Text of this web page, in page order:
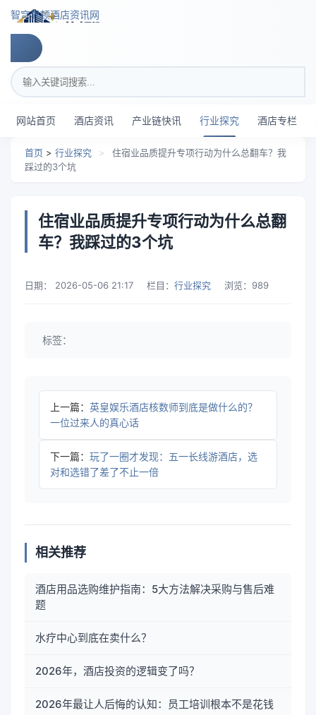
跳转到主要内容
智穹界顿酒店资讯网
搜索关键词
网站首页 酒店资讯 产业链快讯 行业探究 酒店专栏
首页 > 行业探究 >
住宿业品质提升专项行动为什么总翻车？我
踩过的3个坑
住宿业品质提升专项行动为什么总翻
车？我踩过的3个坑
日期： 2026-05-06 21:17 栏目： 行业探究 浏览： 989
标签：
上一篇： 英皇娱乐酒店核数师到底是做什么的？
一位过来人的真心话
下一篇： 玩了一圈才发现：五一长线游酒店，选
对和选错了差了不止一倍
相关推荐
酒店用品选购维护指南：5大方法解决采购与售后难
题
水疗中心到底在卖什么？
2026年，酒店投资的逻辑变了吗？
2026年最让人后悔的认知：员工培训根本不是花钱